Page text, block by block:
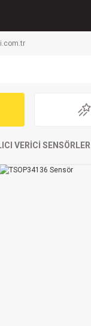
VERİCİ SENSÖRLER